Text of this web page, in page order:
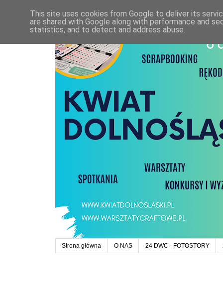
Strona główna O NAS 24 DWC - FOTOSTORY
This site uses cookies from Google to deliver its
are shared with Google along with performance and
statistics, and to detect and address abuse.